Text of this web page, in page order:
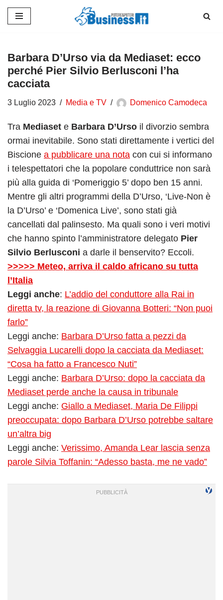
contenuto
Barbara D’Urso via da Mediaset: ecco
perché Pier Silvio Berlusconi l’ha
cacciata
3 Luglio 2023 Media e TV Domenico Camodeca
Tra Mediaset e Barbara D’Urso il divorzio sembra
ormai inevitabile. Sono stati direttamente i vertici del
Biscione a pubblicare una nota con cui si informano
i telespettatori che la popolare conduttrice non sarà
più alla guida di ‘Pomeriggio 5’ dopo ben 15 anni.
Mentre gli altri programmi della D’Urso, ‘Live-Non è
la D’Urso’ e ‘Domenica Live’, sono stati già
cancellati dal palinsesto. Ma quali sono i veri motivi
che hanno spinto l’amministratore delegato Pier
Silvio Berlusconi a darle il benservito? Eccoli.
>>>>> Meteo, arriva il caldo africano su tutta
l’Italia
Leggi anche: L’addio del conduttore alla Rai in
diretta tv, la reazione di Giovanna Botteri: “Non puoi
farlo”
Leggi anche: Barbara D’Urso fatta a pezzi da
Selvaggia Lucarelli dopo la cacciata da Mediaset:
“Cosa ha fatto a Francesco Nuti”
Leggi anche: Barbara D’Urso: dopo la cacciata da
Mediaset perde anche la causa in tribunale
Leggi anche: Giallo a Mediaset, Maria De Filippi
preoccupata: dopo Barbara D’Urso potrebbe saltare
un’altra big
Leggi anche: Verissimo, Amanda Lear lascia senza
parole Silvia Toffanin: “Adesso basta, me ne vado”